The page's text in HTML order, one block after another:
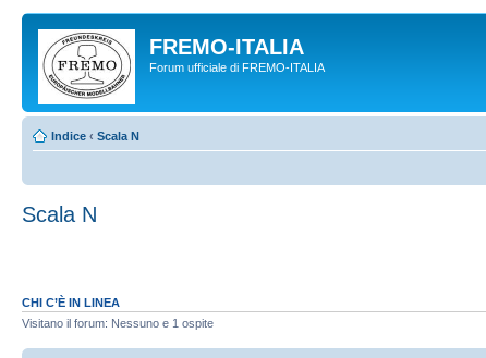
FREMO-ITALIA
Forum ufficiale di FREMO-ITALIA
Indice ‹ Scala N
Scala N
CHI C’È IN LINEA
Visitano il forum: Nessuno e 1 ospite